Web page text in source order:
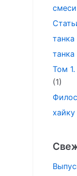
Том
(1)
хайку